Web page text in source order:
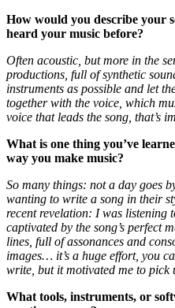
How would you describe your
heard your music before?
Often acoustic, but more in the
productions, full of synthetic
instruments as possible and let
together with the voice, which
voice that leads the song, that’s
What is one thing you’ve
way you make music?
So many things: not a day goes
wanting to write a song in their
recent revelation: I was listening
captivated by the song’s perfect
lines, full of assonances and
images… it’s a huge effort, you
write, but it motivated me to pick
What tools, instruments, or